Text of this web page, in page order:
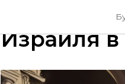
Израиля в